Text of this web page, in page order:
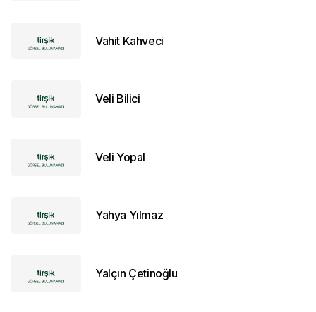
Vahit Kahveci
Veli Bilici
Veli Yopal
Yahya Yılmaz
Yalçın Çetinoğlu